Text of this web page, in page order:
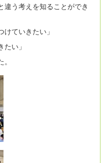
違う考えを知ることができ
けていきたい」
い」